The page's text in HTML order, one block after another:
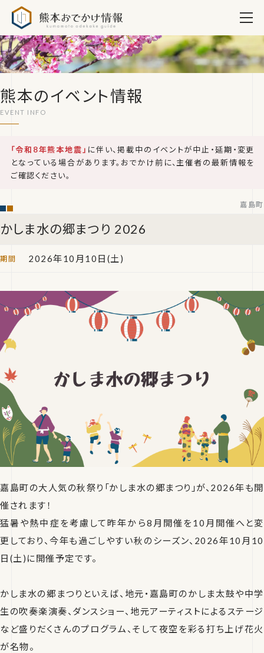
熊本のイベント情報
「令和8年熊本地震」 に伴い、掲載中のイベントが中止・延期・変更
となっている場合があります。おでかけ前に、主催者の最新情報を
ご確認ください。
かしま水の郷まつり 2026
嘉島町
2026年10月10日(土)
嘉島町の大人気の秋祭り「かしま水の郷まつり」が、2026年も開
催されます！
猛暑や熱中症を考慮して昨年から8月開催を10月開催へと変
更しており、今年も過ごしやすい秋のシーズン、2026年10月10
日(土)に開催予定です。
かしま水の郷まつりといえば、地元・嘉島町のかしま太鼓や中学
生の吹奏楽演奏、ダンスショー、地元アーティストによるステージ
など盛りだくさんのプログラム、そして夜空を彩る打ち上げ花火
が名物。